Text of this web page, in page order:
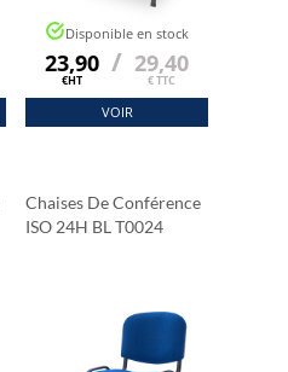
Disponible en stock
23,90
€HT
/ 29,40
€ TTC
VOIR
Chaises De Conférence
ISO 24H BL T0024